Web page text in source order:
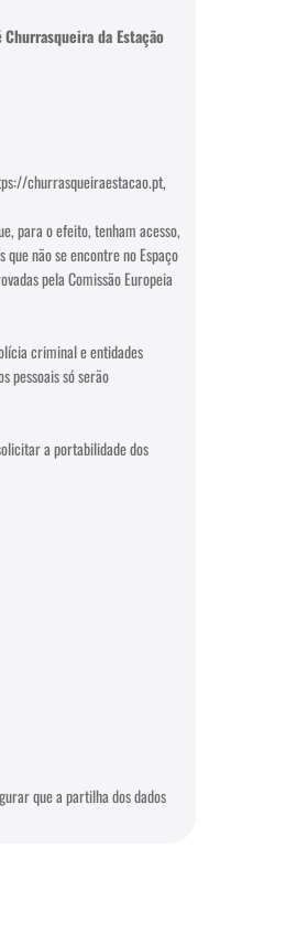
Churrasqueira da Estação
churrasqueiraestacao.pt,
para o efeito, tenham acesso,
não se encontre no Espaço
pela Comissão Europeia
criminal e entidades
pessoais só serão
a portabilidade dos
que a partilha dos dados